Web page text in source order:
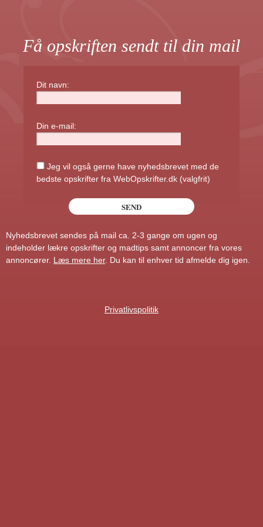
Få opskriften sendt til din mail
Dit navn:
Din e-mail:
Jeg vil også gerne have nyhedsbrevet med de
bedste opskrifter fra WebOpskrifter.dk (valgfrit)
Nyhedsbrevet sendes på mail ca. 2-3 gange om ugen og
indeholder lækre opskrifter og madtips samt annoncer fra vores
annoncører. Læs mere her. Du kan til enhver tid afmelde dig igen.
Privatlivspolitik